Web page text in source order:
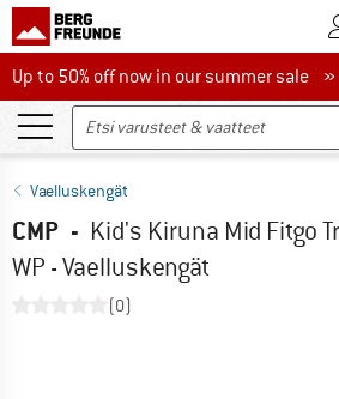
Up to 50% off now in our summer sale
Up to 50% off now in our summer sale »
Vaelluskengät
CMP - Kid's Kiruna Mid Fitgo
WP - Vaelluskengät
(0)